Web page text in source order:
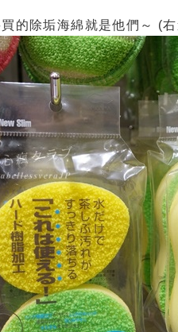
的除垢海綿就是他們～ (